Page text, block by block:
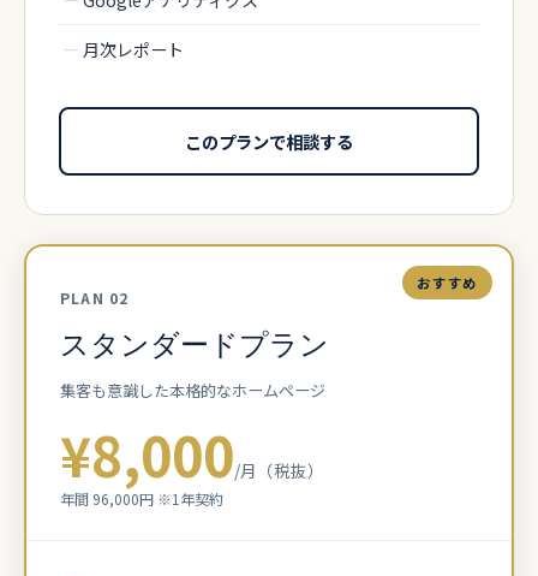
— 月次レポート
このプランで相談する
おすすめ
PLAN 02
スタンダードプラン
集客も意識した本格的なホームページ
¥8,000/月（税抜）
年間 96,000円 ※1年契約